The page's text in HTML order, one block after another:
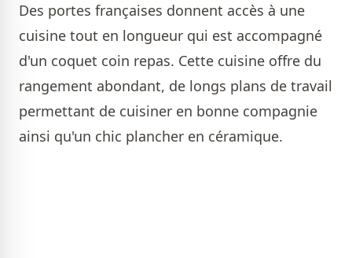
Des portes françaises donnent accès à une
cuisine tout en longueur qui est accompagné
d'un coquet coin repas. Cette cuisine offre du
rangement abondant, de longs plans de travail
permettant de cuisiner en bonne compagnie
ainsi qu'un chic plancher en céramique.